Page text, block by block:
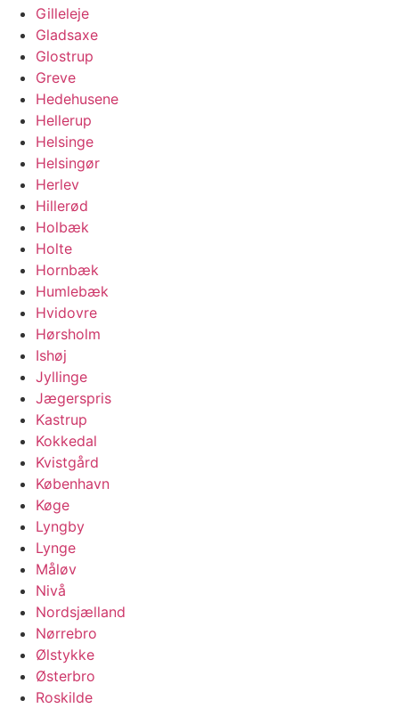
Gilleleje
Gladsaxe
Glostrup
Greve
Hedehusene
Hellerup
Helsinge
Helsingør
Herlev
Hillerød
Holbæk
Holte
Hornbæk
Humlebæk
Hvidovre
Hørsholm
Ishøj
Jyllinge
Jægerspris
Kastrup
Kokkedal
Kvistgård
København
Køge
Lyngby
Lynge
Måløv
Nivå
Nordsjælland
Nørrebro
Ølstykke
Østerbro
Roskilde